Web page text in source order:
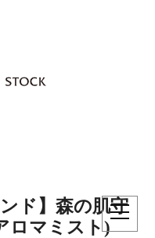
ド】森の肌守
ロマミスト)